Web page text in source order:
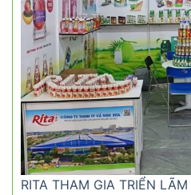
RITA THAM GIA TRIỂN